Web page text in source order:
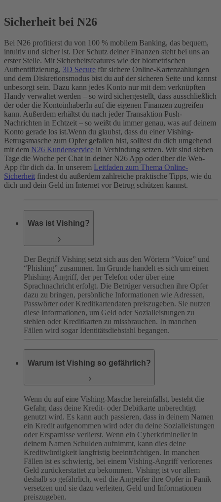
Sicherheit bei N26
Bei N26 profitierst du von 100 % mobilem Banking, das bequem,
intuitiv und sicher ist. Der Schutz deiner Finanzen steht bei uns an
erster Stelle. Mit Sicherheitsfeatures wie der biometrischen
Authentifizierung, 3D Secure für sichere Online-Kartenzahlungen
und dem Diskretionsmodus bist du auf der sicheren Seite und kannst
unbesorgt sein. Dazu kann jedes Konto nur mit dem verknüpften
Handy verwaltet werden – so wird sichergestellt, dass ausschließlich
der oder die KontoinhaberIn auf die eigenen Finanzen zugreifen
kann. Außerdem erhältst du nach jeder Transaktion Push-
Nachrichten in Echtzeit – so weißt du immer genau, was auf deinem
Konto gerade los ist.Wenn du glaubst, dass du einer Vishing-
Betrugsmasche zum Opfer gefallen bist, solltest du dich umgehend
mit dem N26 Kundenservice in Verbindung setzen. Wir sind sieben
Tage die Woche per Chat in deiner N26 App oder über die Web-
App für dich da. In unserem Leitfaden zum Thema Online-
Sicherheit findest du außerdem zahlreiche praktische Tipps, wie du
dich und dein Geld im Internet vor Betrug schützen kannst.
Was ist Vishing?
Der Begriff Vishing setzt sich aus den Wörtern “Voice” und
“Phishing” zusammen. Im Grunde handelt es sich um einen
Phishing-Angriff, der per Telefon oder über eine
Sprachnachricht erfolgt. Die Betrüger versuchen ihre Opfer
dazu zu bringen, persönliche Informationen wie Adressen,
Passwörter oder Kreditkartendaten preiszugeben. Sie nutzen
diese Informationen, um Geld oder Sozialleistungen zu
stehlen oder Kreditkarten zu missbrauchen. In manchen
Fällen wird sogar Identitätsdiebstahl begangen.
Warum ist Vishing so gefährlich?
Wenn du auf eine Vishing-Masche hereinfällst, besteht die
Gefahr, dass deine Kredit- oder Debitkarte unberechtigt
genutzt wird. Es kann auch passieren, dass in deinem Namen
ein Kredit aufgenommen wird oder du deine Sozialleistungen
oder Ersparnisse verlierst. Wenn ein Cyberkrimineller in
deinem Namen Schulden aufnimmt, kann dies deine
Kreditwürdigkeit langfristig beeinträchtigen. In manchen
Fällen ist es schwierig, bei einem Vishing-Angriff verlorenes
Geld zurückerstattet zu bekommen. Vishing ist vor allem
deshalb so gefährlich, weil die Angreifer ihre Opfer in Panik
versetzen und sie dazu verleiten, Geld und Informationen
preiszugeben.